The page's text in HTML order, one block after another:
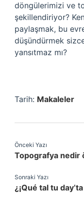
döngülerimizi ve
şekillendiriyor?
paylaşmak, bu
düşündürmek
yansıtmaz mı?
Tarih: Makaleler
Önceki Yazı
Topografya nedir
Sonraki Yazı
¿¡Qué tal tu